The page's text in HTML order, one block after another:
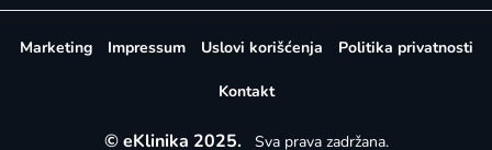
Marketing Impressum Uslovi korišćenja Politika privatnosti
Kontakt
© eKlinika 2025. Sva prava zadržana.